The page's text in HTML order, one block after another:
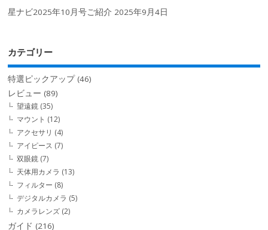
星ナビ2025年10月号ご紹介 2025年9月4日
カテゴリー
特選ピックアップ(46)
レビュー (89)
望遠鏡 (35)
マウント (12)
アクセサリ (4)
アイピース (7)
双眼鏡 (7)
天体用カメラ (13)
フィルター (8)
デジタルカメラ (5)
カメラレンズ (2)
ガイド (216)